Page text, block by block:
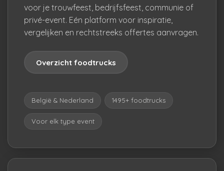
voor je trouwfeest, bedrijfsfeest, communie of
privé-event. Eén platform voor inspiratie,
vergelijken en rechtstreeks offertes aanvragen.
Overzicht foodtrucks
België & Nederland 1495+ foodtrucks
Voor elk type event